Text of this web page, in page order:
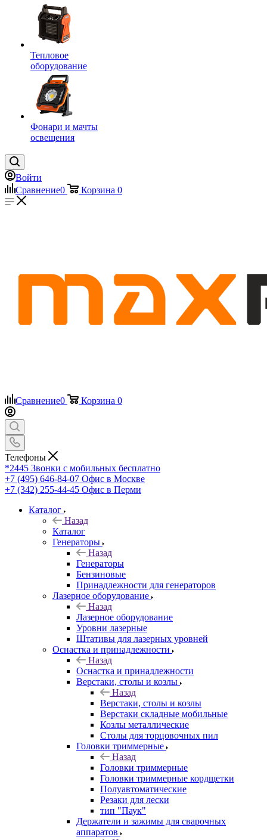
Тепловое
оборудование
Фонари и мачты
освещения
Войти
Сравнение0 Корзина 0
Сравнение0 Корзина 0
Телефоны
*2445 Звонки с мобильных бесплатно
+7 (495) 646-84-07 Офис в Москве
+7 (342) 255-44-45 Офис в Перми
Каталог
Назад
Каталог
Генераторы
Назад
Генераторы
Бензиновые
Принадлежности для генераторов
Лазерное оборудование
Назад
Лазерное оборудование
Уровни лазерные
Штативы для лазерных уровней
Оснастка и принадлежности
Назад
Оснастка и принадлежности
Верстаки, столы и козлы
Назад
Верстаки, столы и козлы
Верстаки складные мобильные
Козлы металлические
Столы для торцовочных пил
Головки триммерные
Назад
Головки триммерные
Головки триммерные кордщетки
Полуавтоматические
Резаки для лески
тип "Паук"
Держатели и зажимы для сварочных
аппаратов